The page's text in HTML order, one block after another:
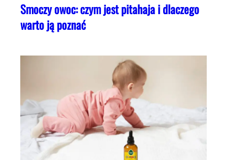
Smoczy owoc: czym jest pitahaja i dlaczego
warto ją poznać